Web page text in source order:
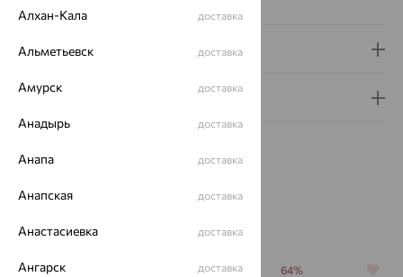
Доставка и оплата
Гарантия и возврат
64% 64%
Алхан-Кала доставка
Альметьевск доставка
Амурск доставка
Анадырь доставка
Анапа доставка
Анапская доставка
Анастасиевка доставка
Ангарск доставка